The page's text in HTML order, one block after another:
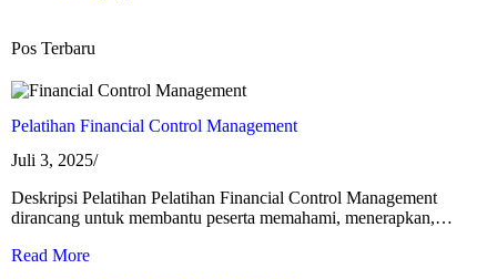
Pos Terbaru
Pelatihan Financial Control Management
Juli 3, 2025/
Deskripsi Pelatihan Pelatihan Financial Control Management
dirancang untuk membantu peserta memahami, menerapkan,…
Read More